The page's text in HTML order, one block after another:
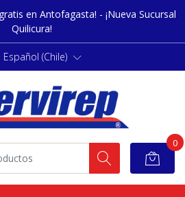
en Antofagasta! - ¡Nueva Sucursal
Quilicura!
Español (Chile)
0